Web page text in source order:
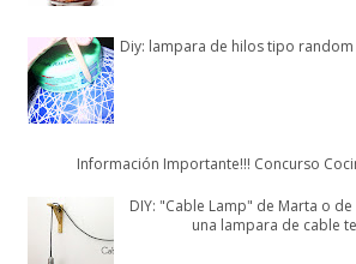
Diy: lampara de hilos tipo random
Información Importante!!! Concurso
DIY: "Cable Lamp" de Marta o
una lampara de cable